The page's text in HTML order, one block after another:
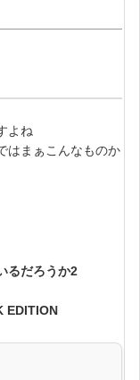
よね
はまぁこんなものか
るだろうか2
EDITION